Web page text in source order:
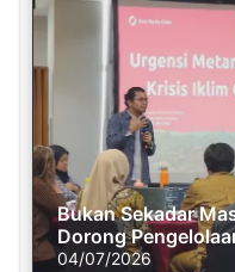
Bukan Sekadar
Dorong
Solusi Krisis Iklim
04/07/2026